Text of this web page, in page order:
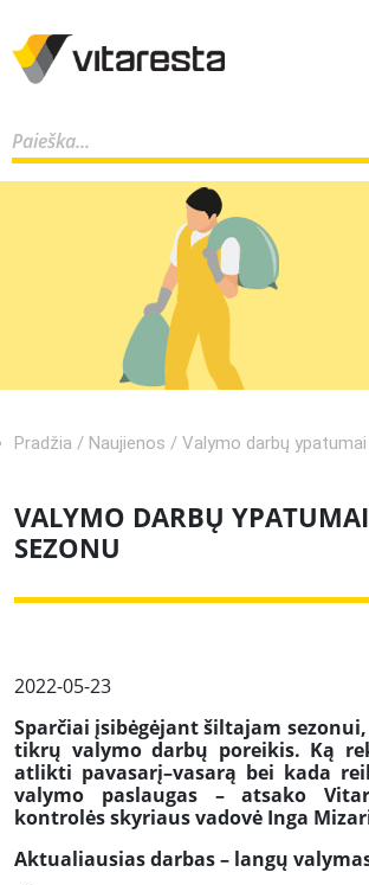
Pradžia / Naujienos / Valymo darbų
VALYMO DARBŲ
SEZONU
2022-05-23
Sparčiai įsibėgėjant šiltajam
tikrų valymo darbų poreikis. Ką
atlikti pavasarį–vasarą bei kada
valymo paslaugas – atsako
kontrolės skyriaus vadovė Inga
Aktualiausias darbas – langų